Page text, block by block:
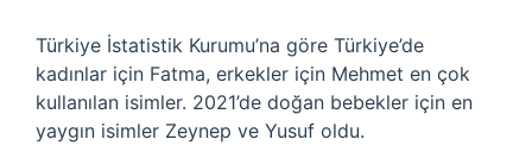
Türkiye İstatistik Kurumu’na göre Türkiye’de
kadınlar için Fatma, erkekler için Mehmet en çok
kullanılan isimler. 2021’de doğan bebekler için en
yaygın isimler Zeynep ve Yusuf oldu.